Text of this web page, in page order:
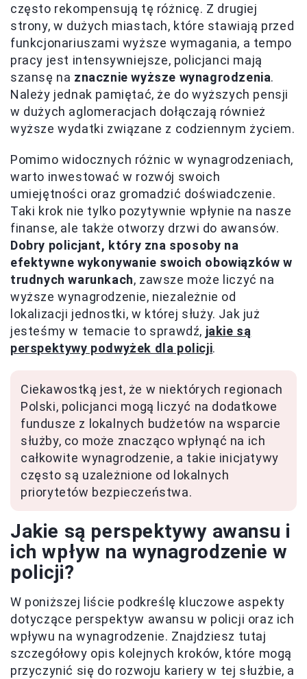
często rekompensują tę różnicę. Z drugiej
strony, w dużych miastach, które stawiają przed
funkcjonariuszami wyższe wymagania, a tempo
pracy jest intensywniejsze, policjanci mają
szansę na znacznie wyższe wynagrodzenia.
Należy jednak pamiętać, że do wyższych pensji
w dużych aglomeracjach dołączają również
wyższe wydatki związane z codziennym życiem.
Pomimo widocznych różnic w wynagrodzeniach,
warto inwestować w rozwój swoich
umiejętności oraz gromadzić doświadczenie.
Taki krok nie tylko pozytywnie wpłynie na nasze
finanse, ale także otworzy drzwi do awansów.
Dobry policjant, który zna sposoby na
efektywne wykonywanie swoich obowiązków w
trudnych warunkach, zawsze może liczyć na
wyższe wynagrodzenie, niezależnie od
lokalizacji jednostki, w której służy. Jak już
jesteśmy w temacie to sprawdź, jakie są
perspektywy podwyżek dla policji.
Ciekawostką jest, że w niektórych regionach
Polski, policjanci mogą liczyć na dodatkowe
fundusze z lokalnych budżetów na wsparcie
służby, co może znacząco wpłynąć na ich
całkowite wynagrodzenie, a takie inicjatywy
często są uzależnione od lokalnych
priorytetów bezpieczeństwa.
Jakie są perspektywy awansu i
ich wpływ na wynagrodzenie w
policji?
W poniższej liście podkreślę kluczowe aspekty
dotyczące perspektyw awansu w policji oraz ich
wpływu na wynagrodzenie. Znajdziesz tutaj
szczegółowy opis kolejnych kroków, które mogą
przyczynić się do rozwoju kariery w tej służbie, a